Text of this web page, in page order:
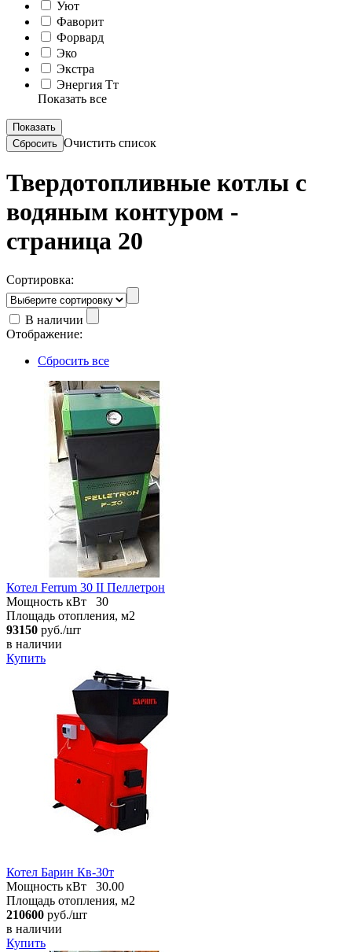
Уют
Фаворит
Форвард
Эко
Экстра
Энергия Тт
Показать все
Очистить список
Твердотопливные котлы с
водяным контуром -
страница 20
Сортировка:
В наличии
Отображение:
Сбросить все
Котел Ferrum 30 II Пеллетрон
Мощность кВт
30
Площадь отопления, м2
93150 руб./шт
в наличии
Купить
Котел Барин Кв-30т
Мощность кВт
30.00
Площадь отопления, м2
210600 руб./шт
в наличии
Купить